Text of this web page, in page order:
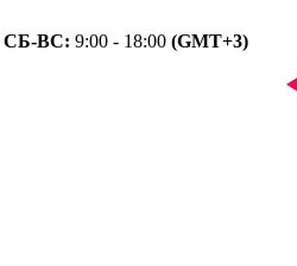
СБ-ВС: 9:00 - 18:00 (GMT+3)